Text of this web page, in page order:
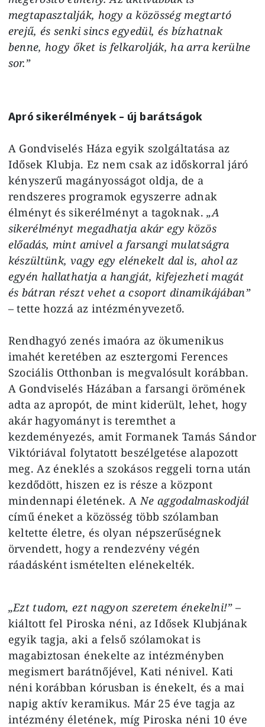
megtapasztalják, hogy a közösség megtartó
erejű, és senki sincs egyedül, és bízhatnak
benne, hogy őket is felkarolják, ha arra kerülne
sor.”
Apró sikerélmények – új barátságok
A Gondviselés Háza egyik szolgáltatása az
Idősek Klubja. Ez nem csak az időskorral járó
kényszerű magányosságot oldja, de a
rendszeres programok egyszerre adnak
élményt és sikerélményt a tagoknak. „A
sikerélményt megadhatja akár egy közös
előadás, mint amivel a farsangi mulatságra
készültünk, vagy egy elénekelt dal is, ahol az
egyén hallathatja a hangját, kifejezheti magát
és bátran részt vehet a csoport dinamikájában”
–tette hozzá az intézményvezető.
Rendhagyó zenés imaóra az ökumenikus
imahét keretében az esztergomi Ferences
Szociális Otthonban is megvalósult korábban.
A Gondviselés Házában a farsangi örömének
adta az apropót, de mint kiderült, lehet, hogy
akár hagyományt is teremthet a
kezdeményezés, amit Formanek Tamás Sándor
Viktóriával folytatott beszélgetése alapozott
meg. Az éneklés a szokásos reggeli torna után
kezdődött, hiszen ez is része a központ
mindennapi életének. A Ne aggodalmaskodjál
című éneket a közösség több szólamban
keltette életre, és olyan népszerűségnek
örvendett, hogy a rendezvény végén
ráadásként ismételten elénekelték.
„Ezt tudom, ezt nagyon szeretem énekelni!”–
kiáltott fel Piroska néni, az Idősek Klubjának
egyik tagja, aki a felső szólamokat is
magabiztosan énekelte az intézményben
megismert barátnőjével, Kati nénivel. Kati
néni korábban kórusban is énekelt, és a mai
napig aktív keramikus. Már 25 éve tagja az
intézmény életének, míg Piroska néni 10 éve